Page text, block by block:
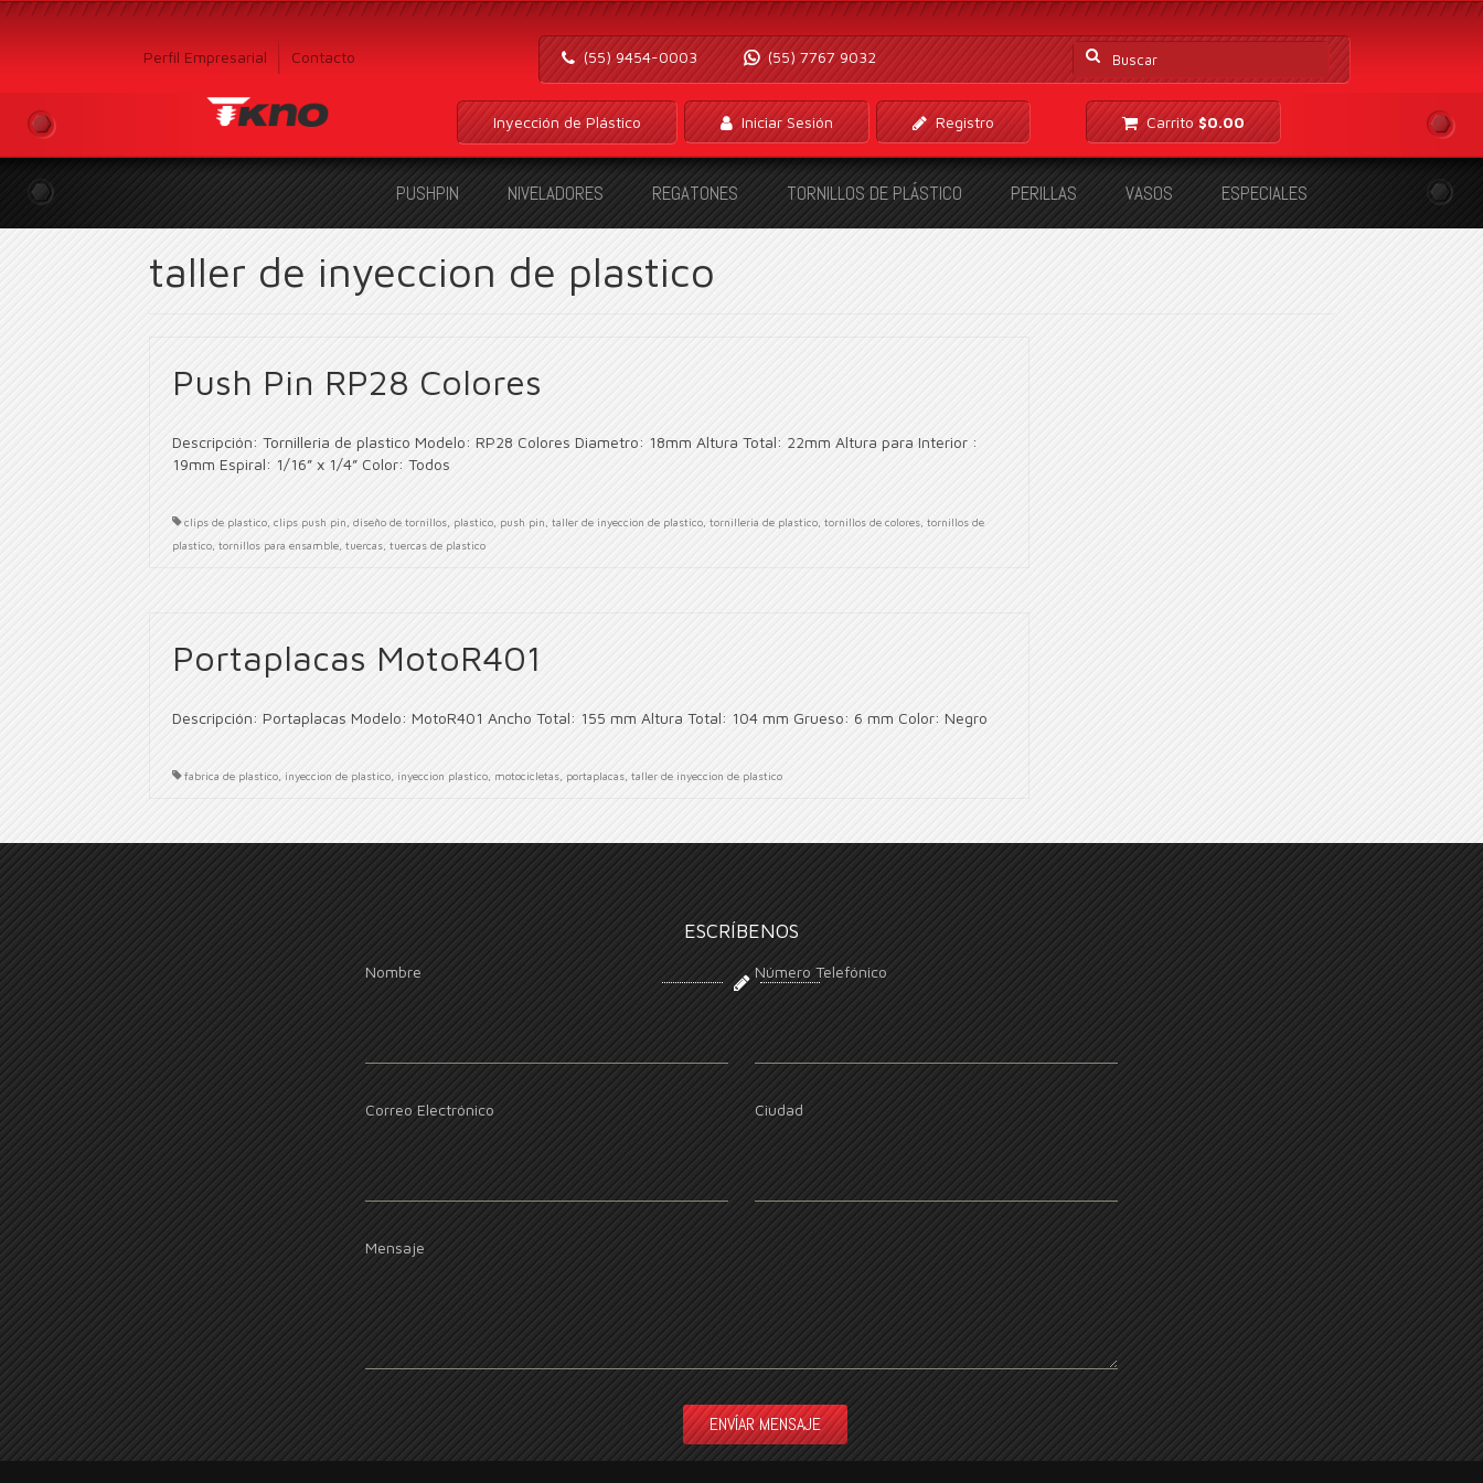
Perfil Empresarial Contacto
Buscar
por:
(55) 9454-0003 (55) 7767 9032
Inyección de Plástico Iniciar Sesión Registro Carrito $0.00
PUSHPIN NIVELADORES REGATONES TORNILLOS DE PLÁSTICO PERILLAS VASOS ESPECIALES
taller de inyeccion de plastico
Push Pin RP28 Colores
Descripción: Tornilleria de plastico Modelo: RP28 Colores Diametro: 18mm Altura Total: 22mm Altura para Interior :
19mm Espiral: 1/16” x 1/4” Color: Todos
clips de plastico clips push pin diseño de tornillos plastico push pin taller de inyeccion de plastico tornilleria de plastico tornillos de colores tornillos de
plastico tornillos para ensamble tuercas tuercas de plastico
Portaplacas MotoR401
Descripción: Portaplacas Modelo: MotoR401 Ancho Total: 155 mm Altura Total: 104 mm Grueso: 6 mm Color: Negro
fabrica de plastico inyeccion de plastico inyeccion plastico motocicletas portaplacas taller de inyeccion de plastico
ESCRÍBENOS
Nombre
Correo Electrónico
Número Telefónico
Ciudad
Mensaje